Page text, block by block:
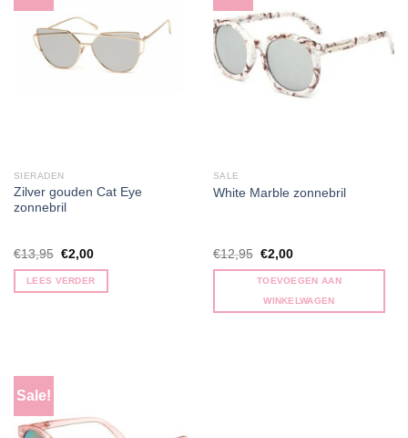
SIERADEN
Zilver gouden Cat Eye
zonnebril
€13,95 Oorspronkelijke
was:
€13,95.
€2,00Huidige
is:
€2,00.
LEES VERDER
SALE
White Marble zonnebril
€12,95 Oorspronkelijke
was:
€2,00Huidige
is:
TOEVOEGEN AAN
WINKELWAGEN
Sale!